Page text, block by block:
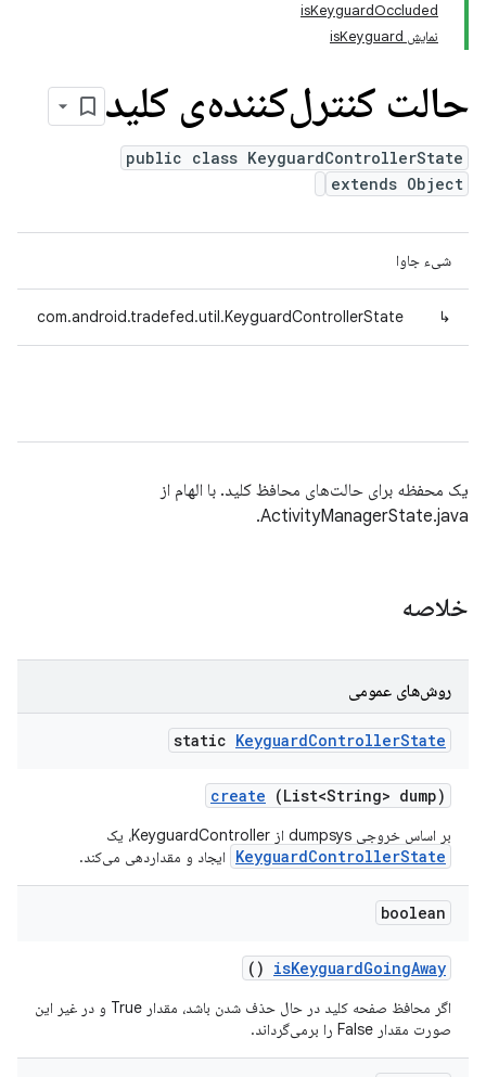
isKeyguardOccluded
نمایش isKeyguard
حالت کنترل‌کننده‌ی کلید
public class KeyguardControllerState
extends Object
شیء جاوا
↳
com.android.tradefed.util.KeyguardControllerState
یک محفظه برای حالت‌های محافظ کلید. با الهام از
ActivityManagerState.java.
خلاصه
روش‌های عمومی
static KeyguardControllerState
create (List<String> dump)
بر اساس خروجی dumpsys از KeyguardController، یک
KeyguardControllerState ایجاد و مقداردهی می‌کند.
boolean
isKeyguardGoingAway
()
اگر محافظ صفحه کلید در حال حذف شدن باشد، مقدار True و در غیر این
صورت مقدار False را برمی‌گرداند.